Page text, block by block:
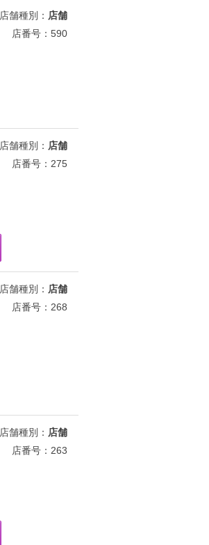
店舗種別： 店舗
店番号：590
店舗種別： 店舗
店番号：275
店舗種別： 店舗
店番号：268
店舗種別： 店舗
店番号：263